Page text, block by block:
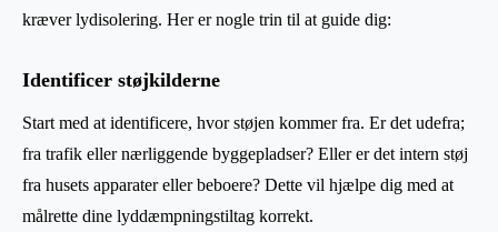
kræver lydisolering. Her er nogle trin til at guide dig:
Identificer støjkilderne
Start med at identificere, hvor støjen kommer fra. Er det udefra;
fra trafik eller nærliggende byggepladser? Eller er det intern støj
fra husets apparater eller beboere? Dette vil hjælpe dig med at
målrette dine lyddæmpningstiltag korrekt.